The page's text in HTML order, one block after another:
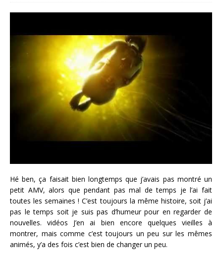
Hé ben, ça faisait bien longtemps que j’avais pas montré un
petit AMV, alors que pendant pas mal de temps je l’ai fait
toutes les semaines ! C’est toujours la même histoire, soit j’ai
pas le temps soit je suis pas d’humeur pour en regarder de
nouvelles. vidéos J’en ai bien encore quelques vieilles à
montrer, mais comme c’est toujours un peu sur les mêmes
animés, y’a des fois c’est bien de changer un peu.